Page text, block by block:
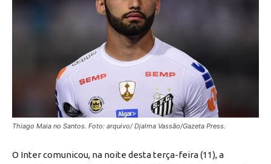
Thiago Maia no Santos. Foto: arquivo/ Djalma Vassão/Gazeta Press.
O Inter comunicou, na noite desta terça-feira (11), a